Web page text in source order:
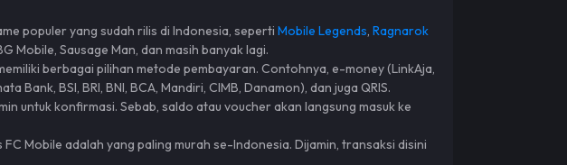
populer yang sudah rilis di Indonesia, seperti Mobile Legends, Ragnarok
Mobile, Sausage Man, dan masih banyak lagi.
berbagai pilihan metode pembayaran. Contohnya, e-money (LinkAja,
BSI, BRI, BNI, BCA, Mandiri, CIMB, Danamon), dan juga QRIS.
untuk konfirmasi. Sebab, saldo atau voucher akan langsung masuk ke
Mobile adalah yang paling murah se-Indonesia. Dijamin, transaksi disini